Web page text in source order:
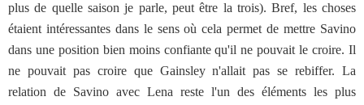
plus de quelle saison je parle, peut être la trois). Bref, les choses
étaient intéressantes dans le sens où cela permet de mettre Savino
dans une position bien moins confiante qu'il ne pouvait le croire. Il
ne pouvait pas croire que Gainsley n'allait pas se rebiffer. La
relation de Savino avec Lena reste l'un des éléments les plus